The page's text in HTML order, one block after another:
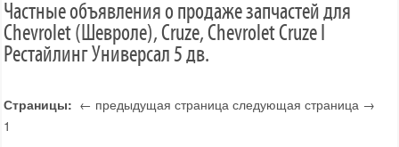
Частные объявления о продаже запчастей для
Chevrolet (Шевроле), Cruze, Chevrolet Cruze I
Рестайлинг Универсал 5 дв.
Страницы: ← предыдущая страница следующая страница →
1